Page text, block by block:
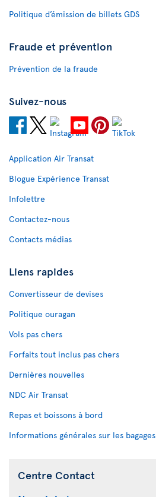
Politique d’émission de billets GDS
Fraude et prévention
Prévention de la fraude
Suivez-nous
Application Air Transat
Blogue Expérience Transat
Infolettre
Contactez-nous
Contacts médias
Liens rapides
Convertisseur de devises
Politique ouragan
Vols pas chers
Forfaits tout inclus pas chers
Dernières nouvelles
NDC Air Transat
Repas et boissons à bord
Informations générales sur les bagages
Centre Contact